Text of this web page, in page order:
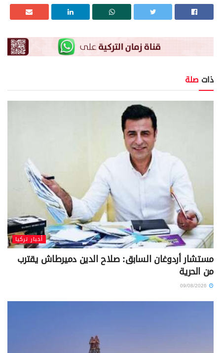
ذات صلة
أخبار تركيا
مستشار أردوغان السابق: صلاح الدين دميرطاش يقترب
من الحرية